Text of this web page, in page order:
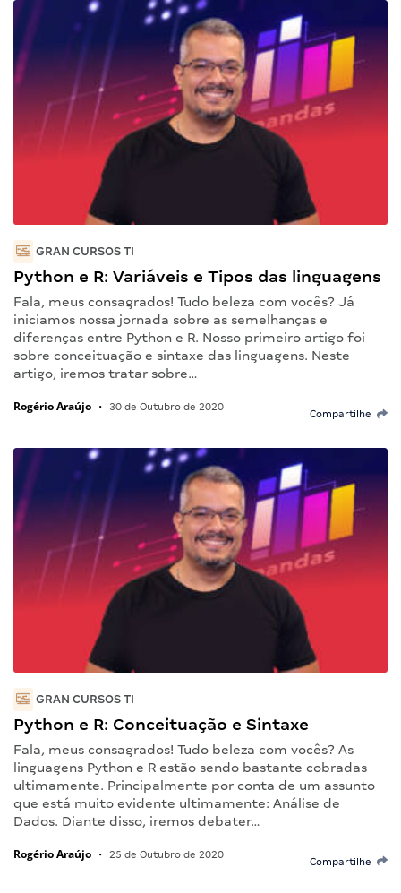
GRAN CURSOS TI
Python e R: Variáveis e Tipos das linguagens
Fala, meus consagrados! Tudo beleza com vocês? Já
iniciamos nossa jornada sobre as semelhanças e
diferenças entre Python e R. Nosso primeiro artigo foi
sobre conceituação e sintaxe das linguagens. Neste
artigo, iremos tratar sobre…
Rogério Araújo • 30 de Outubro de 2020
Compartilhe
GRAN CURSOS TI
Python e R: Conceituação e Sintaxe
Fala, meus consagrados! Tudo beleza com vocês? As
linguagens Python e R estão sendo bastante cobradas
ultimamente. Principalmente por conta de um assunto
que está muito evidente ultimamente: Análise de
Dados. Diante disso, iremos debater…
Rogério Araújo • 25 de Outubro de 2020
Compartilhe